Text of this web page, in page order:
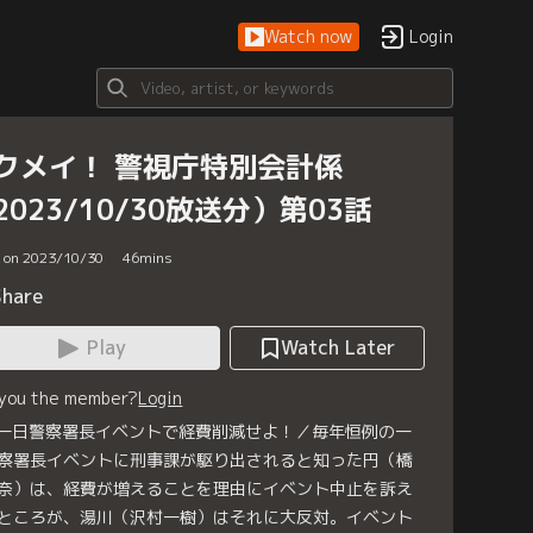
Watch now Login
メイ！ 警視庁特別会計係
10/30放送分）第03話
2023/10/30 46mins
Play
Watch Later
the member?Login
日警察署長イベントで経費削減せよ！／毎年恒例の一
署長イベントに刑事課が駆り出されると知った円（橋
）は、経費が増えることを理由にイベント中止を訴え
ころが、湯川（沢村一樹）はそれに大反対。イベント